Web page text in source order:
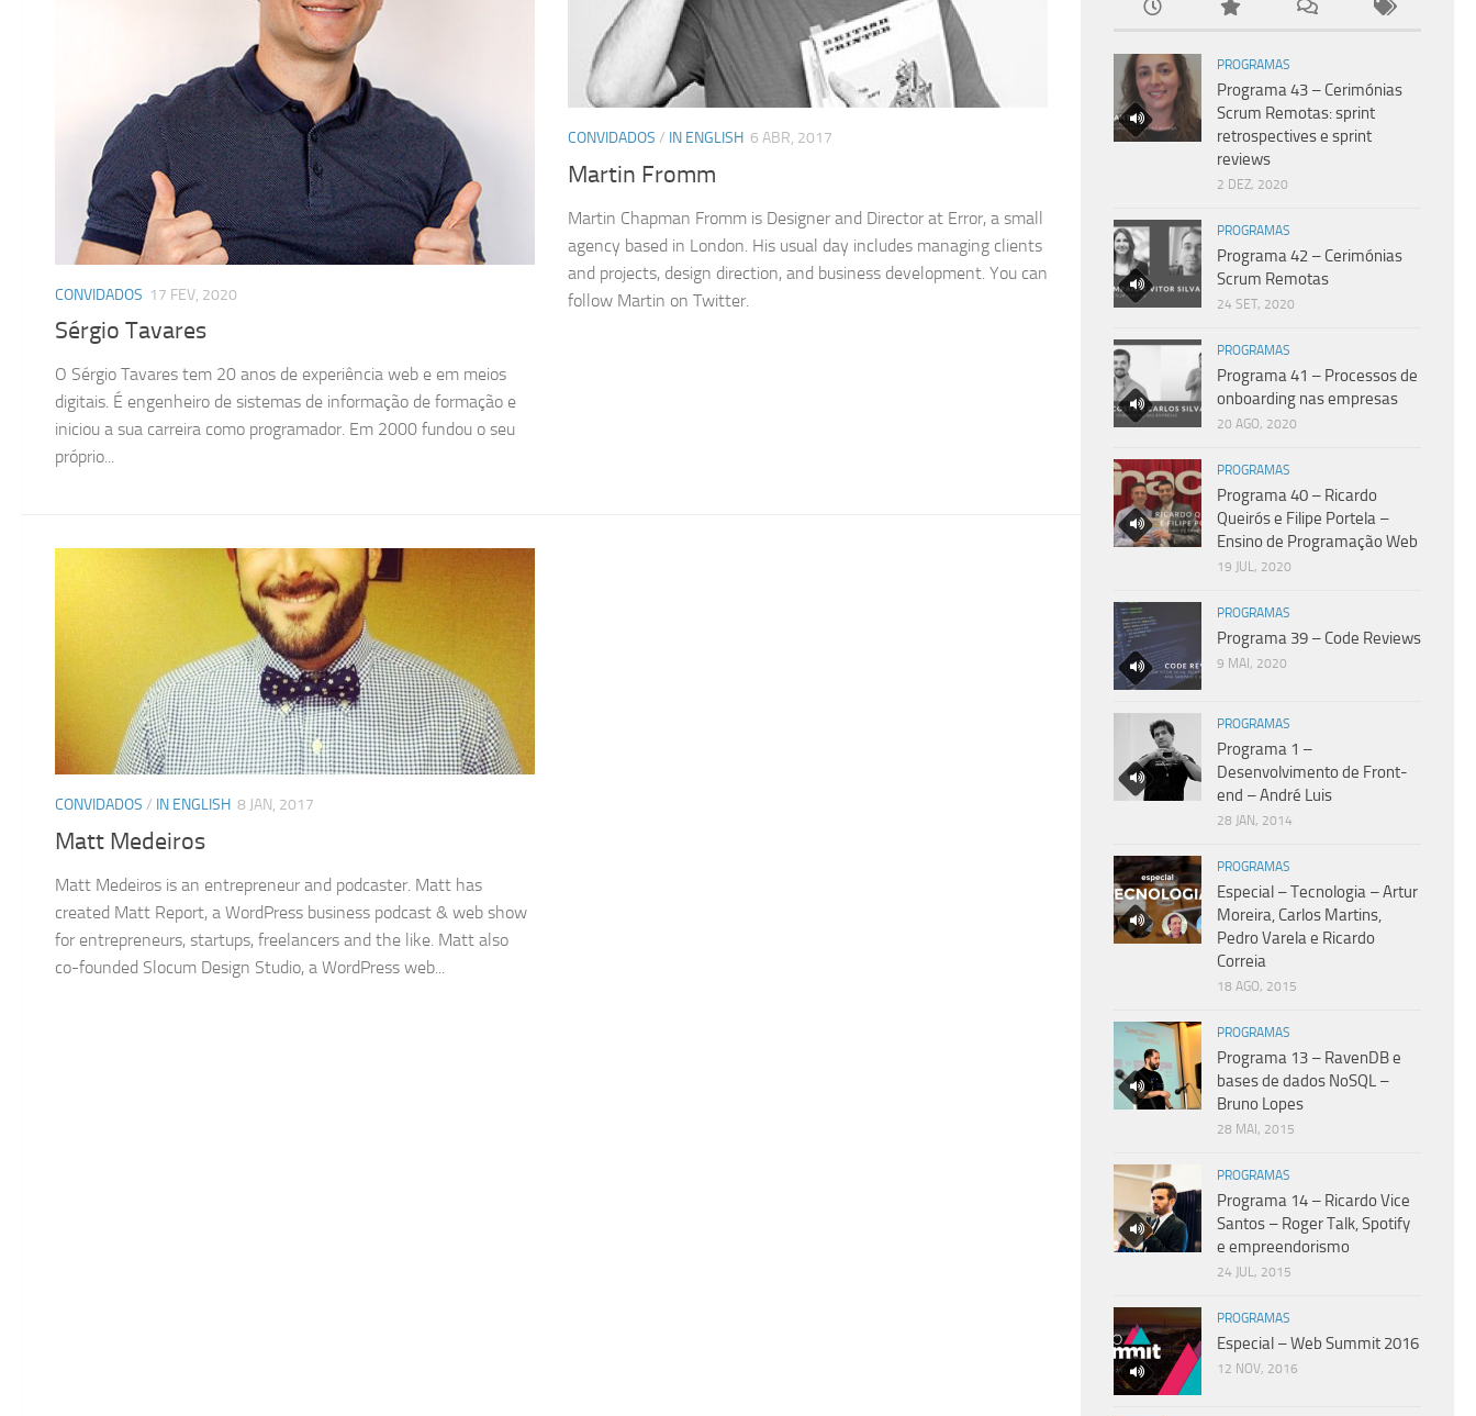
CONVIDADOS 17 FEV, 2020
Sérgio Tavares
O Sérgio Tavares tem 20 anos de experiência web e em meios
digitais. É engenheiro de sistemas de informação de formação e
iniciou a sua carreira como programador. Em 2000 fundou o seu
próprio...
CONVIDADOS / IN ENGLISH 6 ABR, 2017
Martin Fromm
Martin Chapman Fromm is Designer and Director at Error, a small
agency based in London. His usual day includes managing clients
and projects, design direction, and business development. You can
follow Martin on Twitter.
CONVIDADOS / IN ENGLISH 8 JAN, 2017
Matt Medeiros
Matt Medeiros is an entrepreneur and podcaster. Matt has
created Matt Report, a WordPress business podcast & web show
for entrepreneurs, startups, freelancers and the like. Matt also
co-founded Slocum Design Studio, a WordPress web...
PROGRAMAS
Programa 43 – Cerimónias
Scrum Remotas: sprint
retrospectives e sprint
reviews
2 DEZ, 2020
PROGRAMAS
Programa 42 – Cerimónias
Scrum Remotas
24 SET, 2020
PROGRAMAS
Programa 41 – Processos de
onboarding nas empresas
20 AGO, 2020
PROGRAMAS
Programa 40 – Ricardo
Queirós e Filipe Portela –
Ensino de Programação Web
19 JUL, 2020
PROGRAMAS
Programa 39 – Code Reviews
9 MAI, 2020
PROGRAMAS
Programa 1 –
Desenvolvimento de Front-
end – André Luis
28 JAN, 2014
PROGRAMAS
Especial – Tecnologia – Artur
Moreira, Carlos Martins,
Pedro Varela e Ricardo
Correia
18 AGO, 2015
PROGRAMAS
Programa 13 – RavenDB e
bases de dados NoSQL –
Bruno Lopes
28 MAI, 2015
PROGRAMAS
Programa 14 – Ricardo Vice
Santos – Roger Talk, Spotify
e empreendorismo
24 JUL, 2015
PROGRAMAS
Especial – Web Summit 2016
12 NOV, 2016